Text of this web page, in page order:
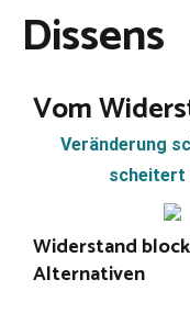
Dissens
Vom
Veränderung
scheitert
Widerstand
Alternativen